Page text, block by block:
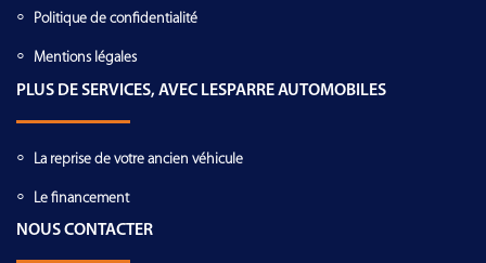
Politique de confidentialité
Mentions légales
PLUS DE SERVICES, AVEC LESPARRE AUTOMOBILES
La reprise de votre ancien véhicule
Le financement
NOUS CONTACTER